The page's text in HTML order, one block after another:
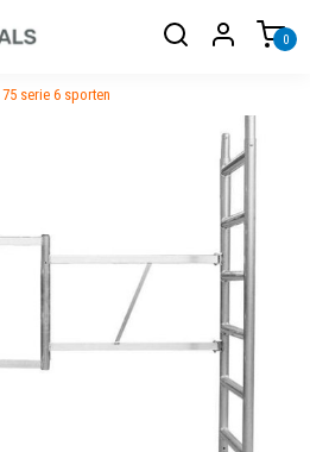
0
serie 6 sporten